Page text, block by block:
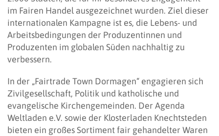
im Fairen Handel ausgezeichnet wurden. Ziel dieser
internationalen Kampagne ist es, die Lebens- und
Arbeitsbedingungen der Produzentinnen und
Produzenten im globalen Süden nachhaltig zu
verbessern.
In der „Fairtrade Town Dormagen“ engagieren sich
Zivilgesellschaft, Politik und katholische und
evangelische Kirchengemeinden. Der Agenda
Weltladen e.V. sowie der Klosterladen Knechtsteden
bieten ein großes Sortiment fair gehandelter Waren